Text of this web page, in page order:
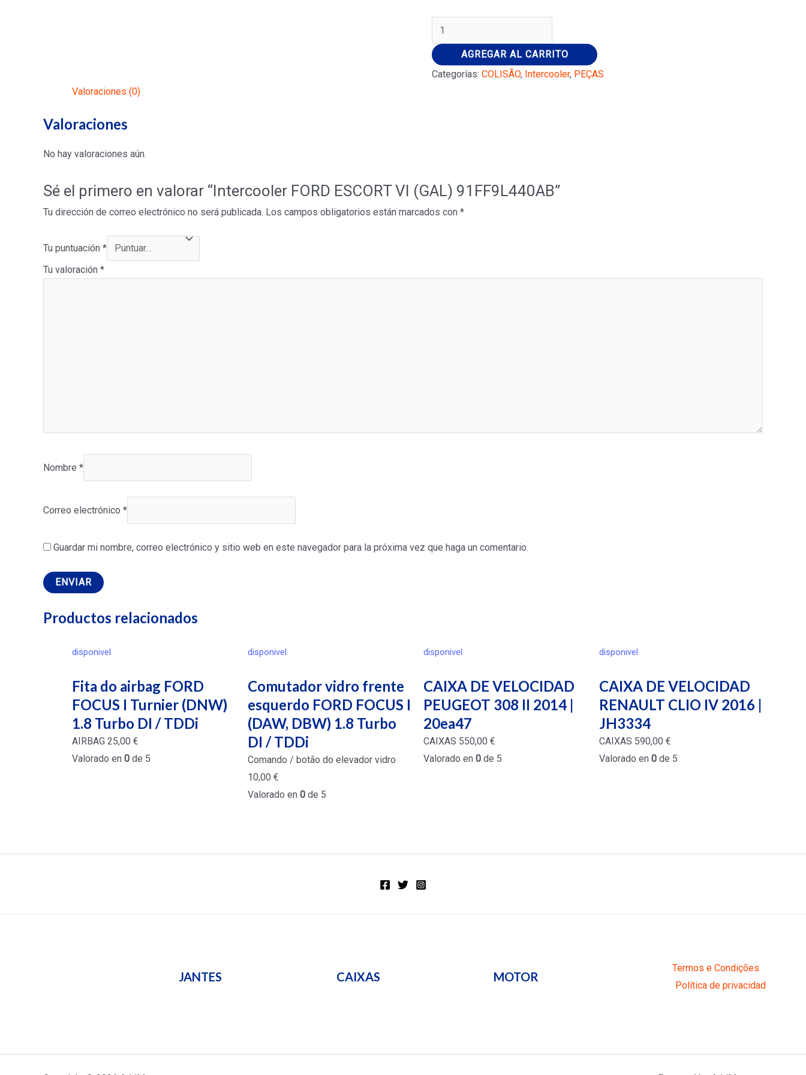
Intercooler
FORD
ESCORT
VI
AGREGAR AL CARRITO
Categorías: COLISÃO, Intercooler, PEÇAS
Valoraciones (0)
Valoraciones
No hay valoraciones aún.
Sé el primero en valorar “Intercooler FORD ESCORT VI (GAL) 91FF9L440AB”
Tu dirección de correo electrónico no será publicada. Los campos obligatorios están marcados con *
Tu puntuación *
Tu valoración *
Nombre *
Correo electrónico *
Guardar mi nombre, correo electrónico y sitio web en este navegador para la próxima vez que haga un comentario.
Productos relacionados
disponivel
Fita do airbag FORD
FOCUS I Turnier (DNW)
1.8 Turbo DI / TDDi
AIRBAG 25,00 €
Valorado en 0 de 5
disponivel
Comutador vidro frente
esquerdo FORD FOCUS I
(DAW, DBW) 1.8 Turbo
DI / TDDi
Comando / botão do elevador vidro
10,00 €
Valorado en 0 de 5
disponivel
CAIXA DE VELOCIDAD
PEUGEOT 308 II 2014 |
20ea47
CAIXAS 550,00 €
Valorado en 0 de 5
disponivel
CAIXA DE VELOCIDAD
RENAULT CLIO IV 2016 |
JH3334
CAIXAS 590,00 €
Valorado en 0 de 5
JANTES CAIXAS MOTOR
Termos e Condições
Política de privacidad